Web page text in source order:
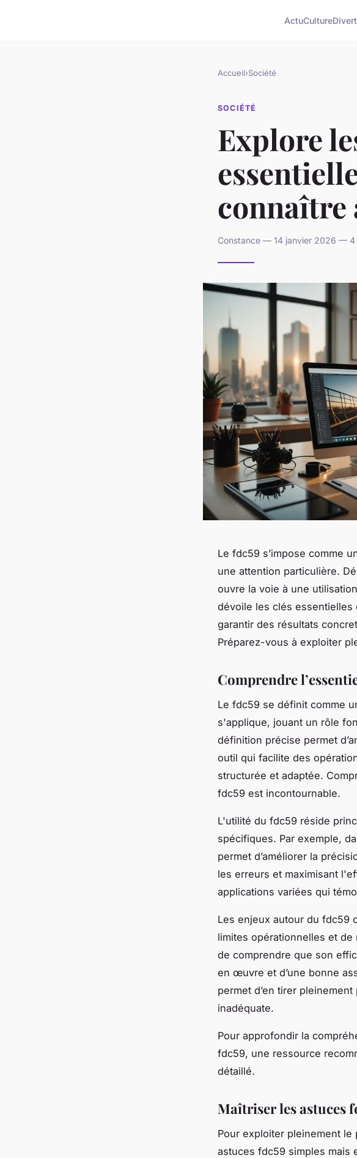
ActuCulture
Accueil›Société
SOCIÉTÉ
Explore
connaître
Constance — 14 janvier 2026 — 4
Le fdc59 s’impose comme
une attention particulière.
ouvre la voie à une
dévoile les clés
garantir des résultats
Préparez-vous à exploiter
Comprendre
Le fdc59 se définit comme
s'applique, jouant un rôle
définition précise permet
outil qui facilite des
structurée et adaptée.
fdc59 est incontournable.
L'utilité du fdc59 réside
spécifiques. Par exemple,
permet d’améliorer la
les erreurs et maximisant
applications variées qui
Les enjeux autour du fdc59
limites opérationnelles et de
de comprendre que son
en œuvre et d’une bonne
permet d’en tirer
inadéquate.
Pour approfondir la
fdc59, une ressource
détaillé.
Maîtriser les astuces
Pour exploiter pleinement
astuces fdc59 simples mais